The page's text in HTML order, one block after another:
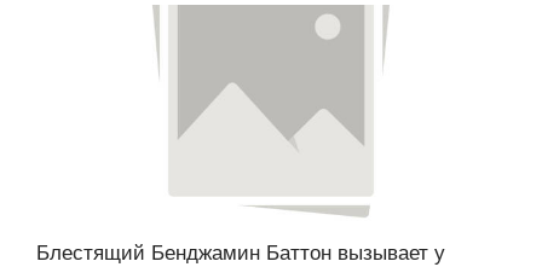
Блестящий Бенджамин Баттон вызывает у